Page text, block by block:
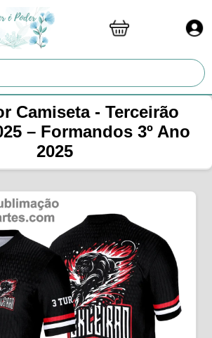
Camiseta - Terceirão
– Formandos 3º Ano
2025